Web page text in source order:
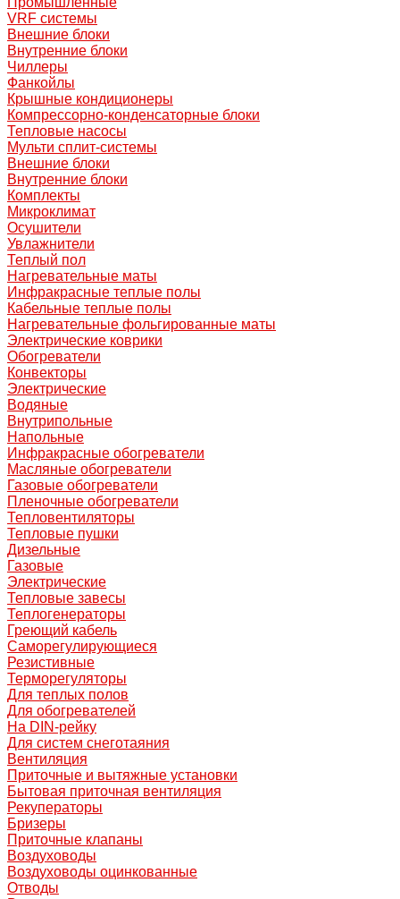
VRF системы
Внешние блоки
Внутренние блоки
Чиллеры
Фанкойлы
Крышные кондиционеры
Компрессорно-конденсаторные блоки
Тепловые насосы
Мульти сплит-системы
Внешние блоки
Внутренние блоки
Комплекты
Микроклимат
Осушители
Увлажнители
Теплый пол
Нагревательные маты
Инфракрасные теплые полы
Кабельные теплые полы
Нагревательные фольгированные маты
Электрические коврики
Обогреватели
Конвекторы
Электрические
Водяные
Внутрипольные
Напольные
Инфракрасные обогреватели
Масляные обогреватели
Газовые обогреватели
Пленочные обогреватели
Тепловентиляторы
Тепловые пушки
Дизельные
Газовые
Электрические
Тепловые завесы
Теплогенераторы
Греющий кабель
Саморегулирующиеся
Резистивные
Терморегуляторы
Для теплых полов
Для обогревателей
На DIN-рейку
Для систем снеготаяния
Вентиляция
Приточные и вытяжные установки
Бытовая приточная вентиляция
Рекуператоры
Бризеры
Приточные клапаны
Воздуховоды
Воздуховоды оцинкованные
Отводы